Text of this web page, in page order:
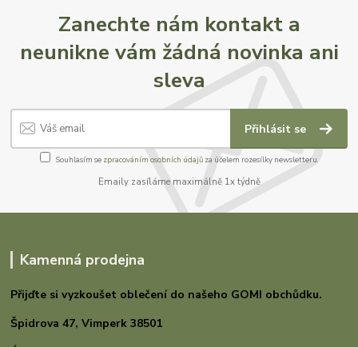
Zanechte nám kontakt a
neunikne vám žádná novinka ani
sleva
Přihlásit se
Souhlasím se zpracováním osobních údajůza účelem rozesílky newsletteru.
Emaily zasíláme maximálně 1x týdně
Kamenná prodejna
Přijďte si vyzkoušet oblečení do našeho GOMI obchůdku.
Špidrova 47,Vimperk 38501